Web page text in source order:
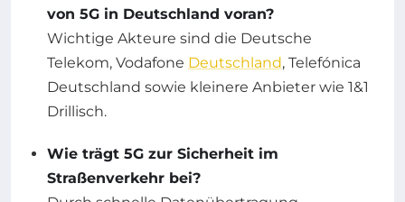
von 5G in Deutschland voran?
Wichtige Akteure sind die Deutsche
Telekom, Vodafone Deutschland, Telefónica
Deutschland sowie kleinere Anbieter wie 1&1
Drillisch.
Wie trägt 5G zur Sicherheit im
Straßenverkehr bei?